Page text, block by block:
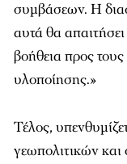
συμβάσεων. Η
αυτά θα
βοήθεια προς τους
υλοποίησης.»
Τέλος,
γεωπολιτικών